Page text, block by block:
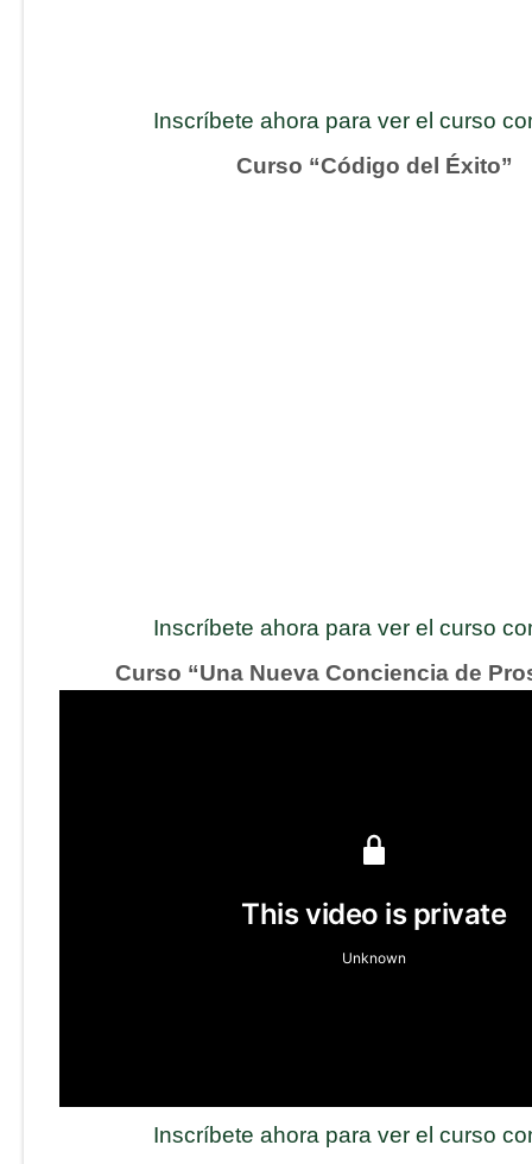
Inscríbete ahora para ver el curso
Curso “Código del Éxito”
Inscríbete ahora para ver el curso
Curso “Una Nueva Conciencia de
Inscríbete ahora para ver el curso